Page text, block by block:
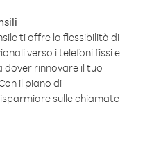
ti offre la flessibilità di
verso i telefoni fissi e
dover rinnovare il tuo
il piano di
sulle chiamate